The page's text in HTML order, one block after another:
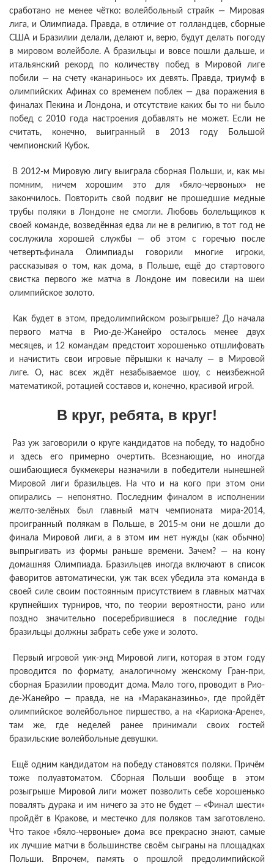
сработано не менее чётко: волейбольный страйк — Мировая
лига, и Олимпиада. Правда, в отличие от голландцев, сборные
США и Бразилии делали, делают и, верю, будут делать погоду
в мировом волейболе. А бразильцы и вовсе пошли дальше, и
итальянский рекорд по количеству побед в Мировой лиге
побили — на счету «канариньос» их девять. Правда, триумф в
олимпийских Афинах со временем поблек — два поражения в
финалах Пекина и Лондона, и отсутствие каких бы то ни было
побед с 2010 года настроения добавлять не может. Если не
считать, конечно, выигранный в 2013 году Большой
чемпионский Кубок.
В 2012-м Мировую лигу выиграла сборная Польши, и, как мы
помним, ничем хорошим это для «бяло-червоных» не
закончилось. Повторить свой подвиг не прошедшие медные
трубы поляки в Лондоне не смогли. Любовь болельщиков к
своей команде, возведённая едва ли не в религию, в тот год не
сослужила хорошей службы — об этом с горечью после
четвертьфинала Олимпиады говорили многие игроки,
рассказывая о том, как дома, в Польше, ещё до стартового
свистка первого же матча в Лондоне им повесили на шеи
олимпийское золото.
Как будет в этом, предолимпийском розыгрыше? До начала
первого матча в Рио-де-Жанейро осталось менее двух
месяцев, и 12 командам предстоит хорошенько отшлифовать
и начистить свои игровые пёрышки к началу — в Мировой
лиге. О, нас всех ждёт незабываемое шоу, с неизбежной
математикой, ротацией составов и, конечно, красивой игрой.
В круг, ребята, в круг!
Раз уж заговорили о круге кандидатов на победу, то надобно
и здесь его примерно очертить. Всезнающие, но иногда
ошибающиеся букмекеры назначили в победители нынешней
Мировой лиги бразильцев. На что и на кого при этом они
опирались — непонятно. Последним финалом в исполнении
желто-зелёных был главный матч чемпионата мира-2014,
проигранный полякам в Польше, в 2015-м они не дошли до
финала Мировой лиги, а в этом им нет нужды (как обычно)
выпрыгивать из формы раньше времени. Зачем? — на кону
домашняя Олимпиада. Бразильцев иногда включают в список
фаворитов автоматически, уж так всех убедила эта команда в
своей силе своим постоянным присутствием в главных матчах
крупнейших турниров, что, по теории вероятности, рано или
поздно значительно посеребрившиеся в последние годы
бразильцы должны забрать себе уже и золото.
Первый игровой уик-энд Мировой лиги, которая в этом году
проводится по формату, аналогичному женскому Гран-при,
сборная Бразилии проводит дома. Мало того, проводит в Рио-
де-Жанейро — правда, не на «Мараканазиньо», где пройдёт
олимпийское волейбольное пиршество, а на «Кариока-Арене»,
там же, где неделей ранее принимали своих гостей
бразильские волейбольные девушки.
Ещё одним кандидатом на победу становятся поляки. Причём
тоже полуавтоматом. Сборная Польши вообще в этом
розыгрыше Мировой лиги может позволить себе хорошенько
повалять дурака и им ничего за это не будет — «Финал шести»
пройдёт в Кракове, и местечко для поляков там заготовлено.
Что такое «бяло-червоные» дома все прекрасно знают, самые
их лучшие матчи в большинстве своём сыграны на площадках
Польши. Впрочем, память о прошлой предолимпийской